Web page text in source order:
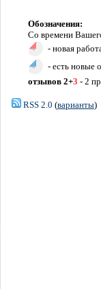
Обозначения:
Со времени
- новая
- есть новые
отзывов 2+3 - 2
RSS 2.0 (варианты)